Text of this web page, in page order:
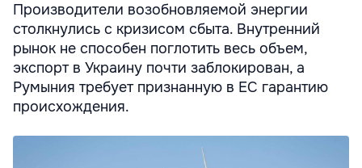
Производители возобновляемой энергии
столкнулись с кризисом сбыта. Внутренний
рынок не способен поглотить весь объем,
экспорт в Украину почти заблокирован, а
Румыния требует признанную в ЕС гарантию
происхождения.